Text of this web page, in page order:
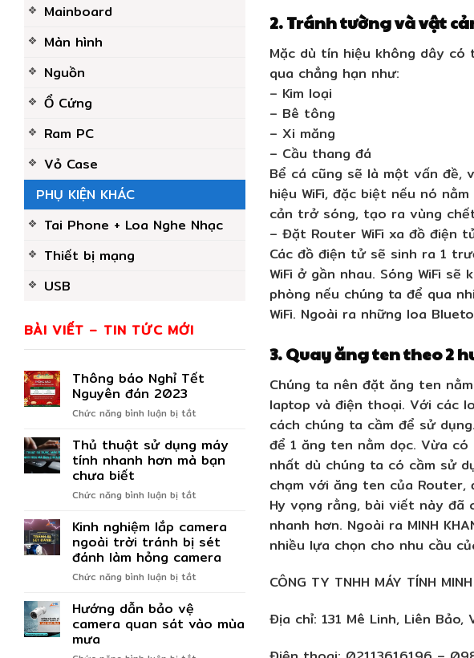
Mainboard
Màn hình
Nguồn
Ổ Cứng
Ram PC
Vỏ Case
PHỤ KIỆN KHÁC
Tai Phone + Loa Nghe Nhạc
Thiết bị mạng
USB
BÀI VIẾT – TIN TỨC MỚI
Thông báo Nghỉ Tết
Nguyên đán 2023
Chức năng bình luận bị tắtở
báo
Nghỉ
đán
Thủ thuật sử dụng máy
tính nhanh hơn mà bạn
chưa biết
Chức năng bình luận bị tắtở
thuật
sử
dụng
máy
tính
mà
Kinh nghiệm lắp camera
ngoài trời tránh bị sét
đánh làm hỏng camera
Chức năng bình luận bị tắtở
lắp
Hướng dẫn bảo vệ
camera quan sát vào mùa
mưa
2. Tránh tường và vật
Mặc dù tín hiệu không dây
qua chẳng hạn như:
– Kim loại
– Bê tông
– Xi măng
– Cầu thang đá
Bể cá cũng sẽ là một vấn đề,
hiệu WiFi, đặc biệt nếu nó
cản trở sóng, tạo ra vùng
– Đặt Router WiFi xa đồ điện
Các đồ điện tử sẽ sinh ra 1
WiFi ở gần nhau. Sóng WiFi
phòng nếu chúng ta để qua
WiFi. Ngoài ra những loa
3. Quay ăng ten theo 2
Chúng ta nên đặt ăng ten
laptop và điện thoại. Với các
cách chúng ta cầm để sử
để 1 ăng ten nằm dọc. Vừa
nhất dù chúng ta có cầm sử
chạm với ăng ten của
Hy vọng rằng, bài viết này
nhanh hơn. Ngoài ra MINH
nhiều lựa chọn cho nhu cầu
CÔNG TY TNHH MÁY TÍNH
Địa chỉ: 131 Mê Linh, Liên Bảo,